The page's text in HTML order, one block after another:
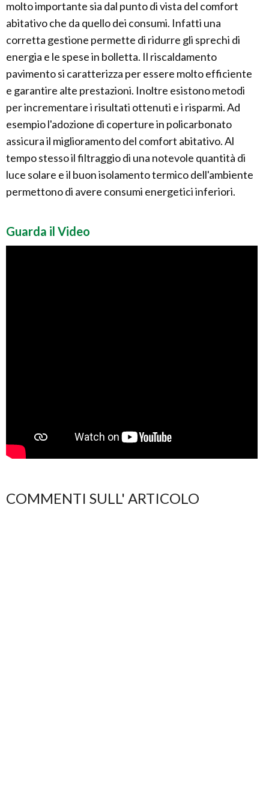
molto importante sia dal punto di vista del comfort
abitativo che da quello dei consumi. Infatti una
corretta gestione permette di ridurre gli sprechi di
energia e le spese in bolletta. Il riscaldamento
pavimento si caratterizza per essere molto efficiente
e garantire alte prestazioni. Inoltre esistono metodi
per incrementare i risultati ottenuti e i risparmi. Ad
esempio l'adozione di coperture in policarbonato
assicura il miglioramento del comfort abitativo. Al
tempo stesso il filtraggio di una notevole quantità di
luce solare e il buon isolamento termico dell'ambiente
permettono di avere consumi energetici inferiori.
Guarda il Video
COMMENTI SULL' ARTICOLO